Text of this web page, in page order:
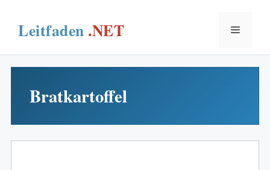
content
Menu
Bratkartoffel